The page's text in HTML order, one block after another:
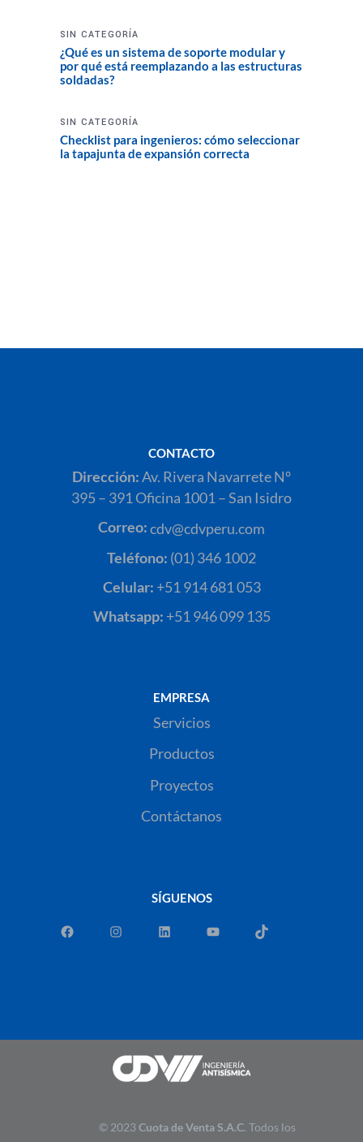
SIN CATEGORÍA
¿Qué es un sistema de soporte modular y
por qué está reemplazando a las estructuras
soldadas?
SIN CATEGORÍA
Checklist para ingenieros: cómo seleccionar
la tapajunta de expansión correcta
CONTACTO
Dirección:Av. Rivera Navarrete N°
395 – 391 Oficina 1001 – San Isidro
Correo:cdv@cdvperu.com
Teléfono: (01) 346 1002
Celular: +51 914 681 053
Whatsapp: +51 946 099 135
EMPRESA
Servicios
Productos
Proyectos
Contáctanos
SÍGUENOS
© 2023Cuota de Venta S.A.C. Todos los